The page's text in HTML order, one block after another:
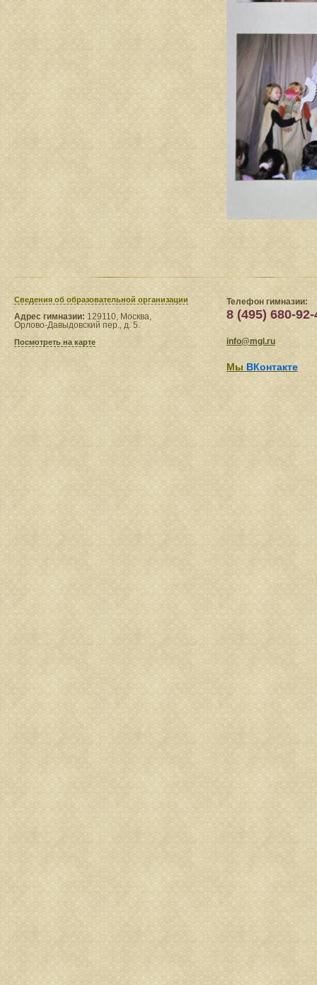
Сведения​ об образовательной организации
Адрес гимназии: 129110, Москва,
Орлово-Давыдовский пер., д. 5.
Посмотреть на карте
Телефон гимназии:
8 (495) 680-92-
info@mgl.ru
Мы ВКонтакте